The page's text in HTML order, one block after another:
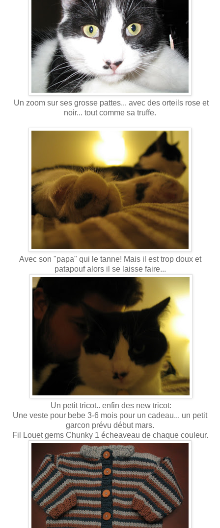
Un zoom sur ses grosse pattes... avec des orteils rose et
noir... tout comme sa truffe.
Avec son "papa" qui le tanne! Mais il est trop doux et
patapouf alors il se laisse faire...
Un petit tricot.. enfin des new tricot:
Une veste pour bebe 3-6 mois pour un cadeau... un petit
garcon prévu début mars.
Fil Louet gems Chunky 1 écheaveau de chaque couleur.